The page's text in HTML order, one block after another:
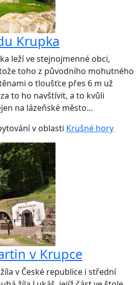
Krupka
leží ve stejnojmenné obci,
toho z původního mohutného
o tloušťce přes 6 m už
to ho navštívit, a to kvůli
na lázeňské město...
v oblasti Krušné hory
v Krupce
v České republice i střední